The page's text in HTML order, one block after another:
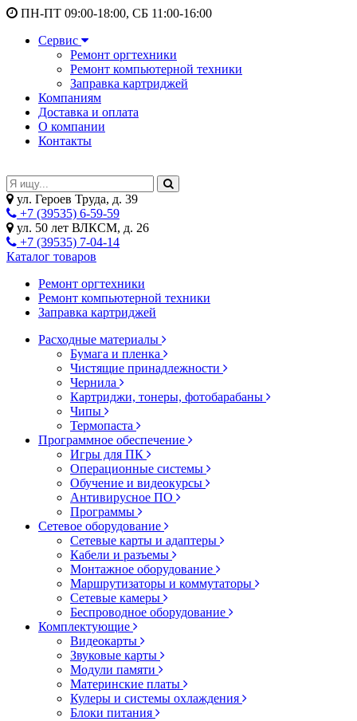
ПН-ПТ 09:00-18:00, СБ 11:00-16:00
Сервис
Ремонт оргтехники
Ремонт компьютерной техники
Заправка картриджей
Компаниям
Доставка и оплата
О компании
Контакты
ул. Героев Труда, д. 39
+7 (39535) 6-59-59
ул. 50 лет ВЛКСМ, д. 26
+7 (39535) 7-04-14
Каталог товаров
Ремонт оргтехники
Ремонт компьютерной техники
Заправка картриджей
Расходные материалы
Бумага и пленка
Чистящие принадлежности
Чернила
Картриджи, тонеры, фотобарабаны
Чипы
Термопаста
Программное обеспечение
Игры для ПК
Операционные системы
Обучение и видеокурсы
Антивирусное ПО
Программы
Сетевое оборудование
Сетевые карты и адаптеры
Кабели и разъемы
Монтажное оборудование
Маршрутизаторы и коммутаторы
Сетевые камеры
Беспроводное оборудование
Комплектующие
Видеокарты
Звуковые карты
Модули памяти
Материнские платы
Кулеры и системы охлаждения
Блоки питания